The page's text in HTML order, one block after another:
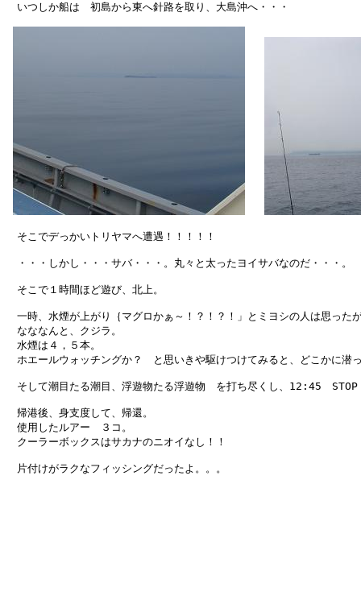
いつしか船は　初島から東へ針路を取り、大島沖へ・・・
そこでデっかいトリヤマへ遭遇！！！！！
・・・しかし・・・サバ・・・。丸々と太ったヨイサバなのだ・・・。
そこで１時間ほど遊び、北上。
一時、水煙が上がり｛マグロかぁ～！？！？！」とミヨシの人は思った
なななんと、クジラ。
水煙は４，５本。
ホエールウォッチングか？　と思いきや駆けつけてみると、どこかに潜
そして潮目たる潮目、浮遊物たる浮遊物　を打ち尽くし、12:45　
帰港後、身支度して、帰還。
使用したルアー　３コ。
クーラーボックスはサカナのニオイなし！！
片付けがラクなフィッシングだったよ。。。